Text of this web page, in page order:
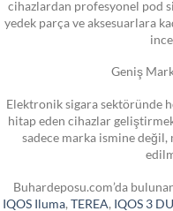
cihazlardan profesyonel pod
yedek parça ve aksesuarlara
Geniş
Elektronik sigara sektöründe
hitap eden cihazlar
sadece marka ismine
Buhardeposu.com’da
IQOS Iluma, TEREA IQOS 3